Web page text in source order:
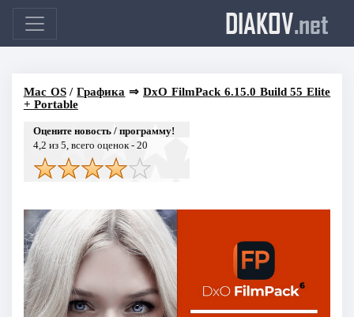
DIAKOV.net
Mac OS/Графика ⇒DxO FilmPack 6.15.0 Build 55 Elite
+ Portable
Оцените новость / программу!
4,2 из 5, всего оценок - 20